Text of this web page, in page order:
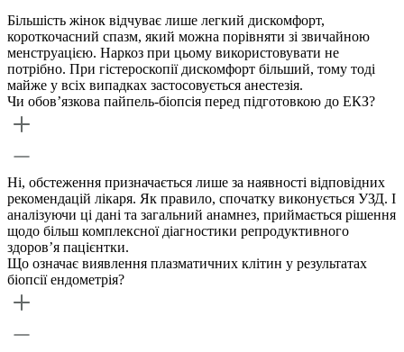
Більшість жінок відчуває лише легкий дискомфорт,
короткочасний спазм, який можна порівняти зі звичайною
менструацією. Наркоз при цьому використовувати не
потрібно. При гістероскопії дискомфорт більший, тому тоді
майже у всіх випадках застосовується анестезія.
Чи обов’язкова пайпель-біопсія перед підготовкою до ЕКЗ?
Ні, обстеження призначається лише за наявності відповідних
рекомендацій лікаря. Як правило, спочатку виконується УЗД. І
аналізуючи ці дані та загальний анамнез, приймається рішення
щодо більш комплексної діагностики репродуктивного
здоров’я пацієнтки.
Що означає виявлення плазматичних клітин у результатах
біопсії ендометрія?